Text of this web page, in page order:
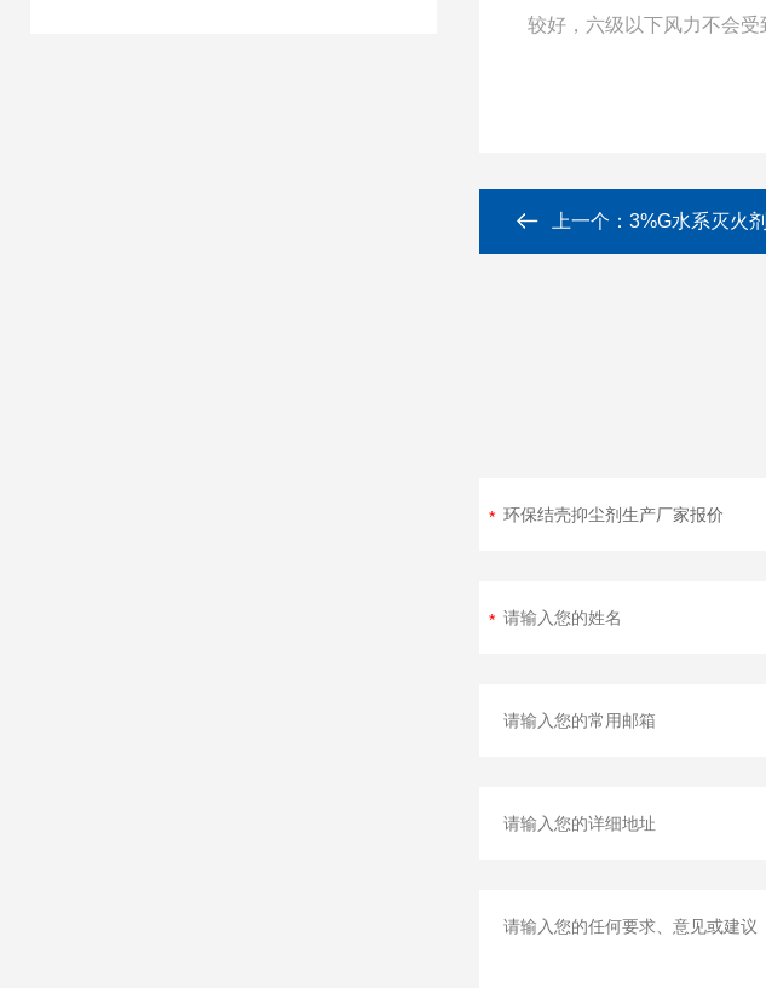
较好，六级以下风力不会受
上一个： 3%G水系灭火